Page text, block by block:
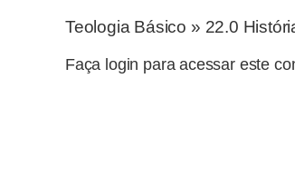
Teologia Básico » 22.0
Faça login para acessar este